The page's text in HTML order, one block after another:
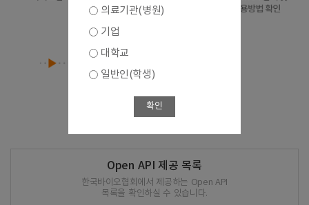
Open API 제공 목록
한국바이오협회에서 제공하는 Open API
목록을 확인하실 수 있습니다.
의료기관(병원)
기업
대학교
일반인(학생)
확인